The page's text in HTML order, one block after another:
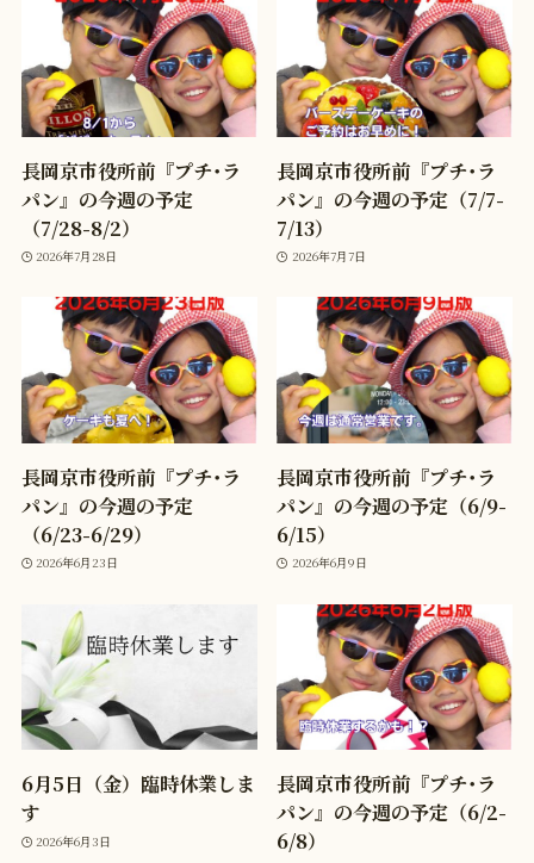
長岡京市役所前『プチ･ラ
パン』の今週の予定
（7/28-8/2）
2026年7月28日
長岡京市役所前『プチ･ラ
パン』の今週の予定（7/7-
7/13）
2026年7月7日
長岡京市役所前『プチ･ラ
パン』の今週の予定
（6/23-6/29）
2026年6月23日
長岡京市役所前『プチ･ラ
パン』の今週の予定（6/9-
6/15）
2026年6月9日
6月5日（金）臨時休業しま
す
2026年6月3日
長岡京市役所前『プチ･ラ
パン』の今週の予定（6/2-
6/8）